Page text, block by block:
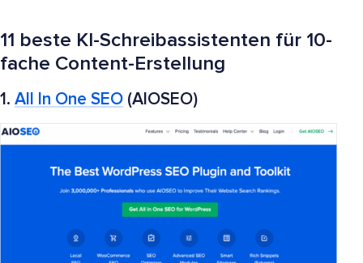
11 beste KI-Schreibassistenten für 10-
fache Content-Erstellung
1. All In One SEO (AIOSEO)